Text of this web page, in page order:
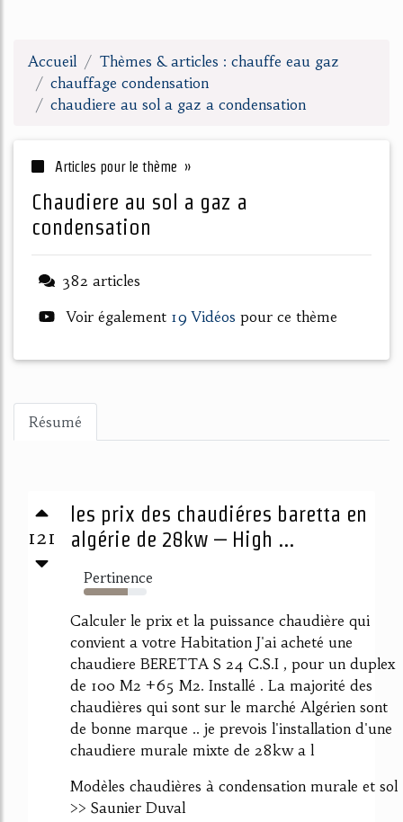
Accueil
Thèmes & articles : chauffe eau gaz
chauffage condensation
chaudiere au sol a gaz a condensation
Articles pour le thème »
chaudiere au sol a gaz a
condensation
382 articles
Voir également 19 Vidéos pour ce thème
Résumé
121
les prix des chaudiéres baretta en
algérie de 28kw – High ...
Pertinence
70%
Calculer le prix et la puissance chaudière qui
convient a votre Habitation J'ai acheté une
chaudiere BERETTA S 24 C.S.I , pour un duplex
de 100 M2 +65 M2. Installé . La majorité des
chaudières qui sont sur le marché Algérien sont
de bonne marque .. je prevois l'installation d'une
chaudiere murale mixte de 28kw a l
Modèles chaudières à condensation murale et sol
>> Saunier Duval